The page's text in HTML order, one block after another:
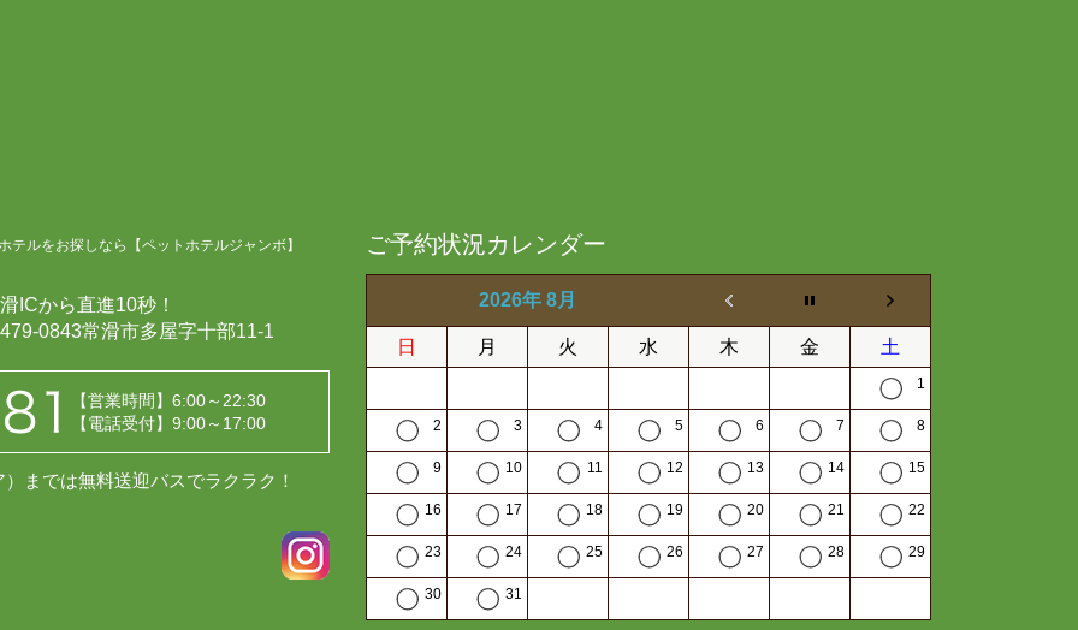
ルをお探しなら【ペットホテルジャンボ】
ICから直進10秒！
0843常滑市多屋字十部11-1
【営業時間】6:00～22:30
【電話受付】9:00～17:00
までは無料送迎バスでラクラク！
ご予約状況カレンダー
2026年 8月
日 月 火 水 木 金 土
1
2 3 4 5 6 7 8
9 10 11 12 13 14 15
16 17 18 19 20 21 22
23 24 25 26 27 28 29
30 31